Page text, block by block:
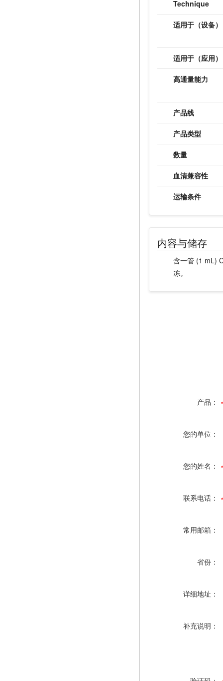
Technique
适用于（设备）
适用于（应用）
高通量能力
产品线
产品类型
数量
血清兼容性
运输条件
内容与储存
含一管 (1 mL)
冻。
产品：
您的单位：
您的姓名：
联系电话：
常用邮箱：
省份：
详细地址：
补充说明：